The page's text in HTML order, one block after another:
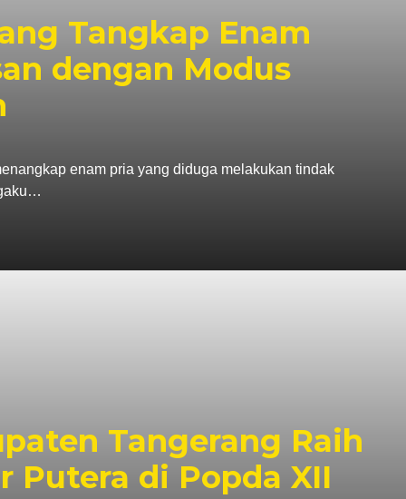
Tangkap Enam
dengan Modus
enam pria yang diduga melakukan tindak
Tangerang Raih
Putera di Popda XII